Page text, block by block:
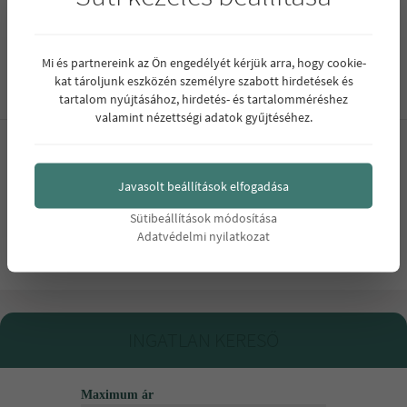
Projekt
Új lakások a Magdolnagyedben
Maximum ár
Mi és partnereink az Ön engedélyét kérjük arra, hogy cookie-
kat tároljunk eszközén személyre szabott hirdetések és
tartalom nyújtásához, hirdetés- és tartalomméréshez
valamint nézettségi adatok gyűjtéséhez.
Javasolt beállítások elfogadása
Sütibeállítások módosítása
Adatvédelmi nyilatkozat